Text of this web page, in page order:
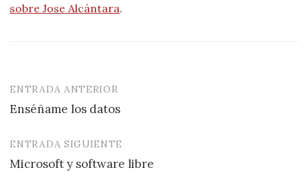
sobre Jose Alcántara.
Navegación
de
entradas
ENTRADA ANTERIOR
Enséñame los datos
ENTRADA SIGUIENTE
Microsoft y software libre